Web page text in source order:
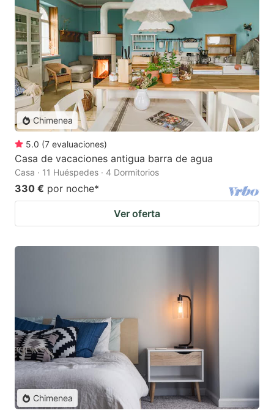
Chimenea
5.0 (7 evaluaciones)
Casa de vacaciones antigua barra de agua
Casa · 11 Huéspedes · 4 Dormitorios
330 € por noche*
Ver oferta
Chimenea